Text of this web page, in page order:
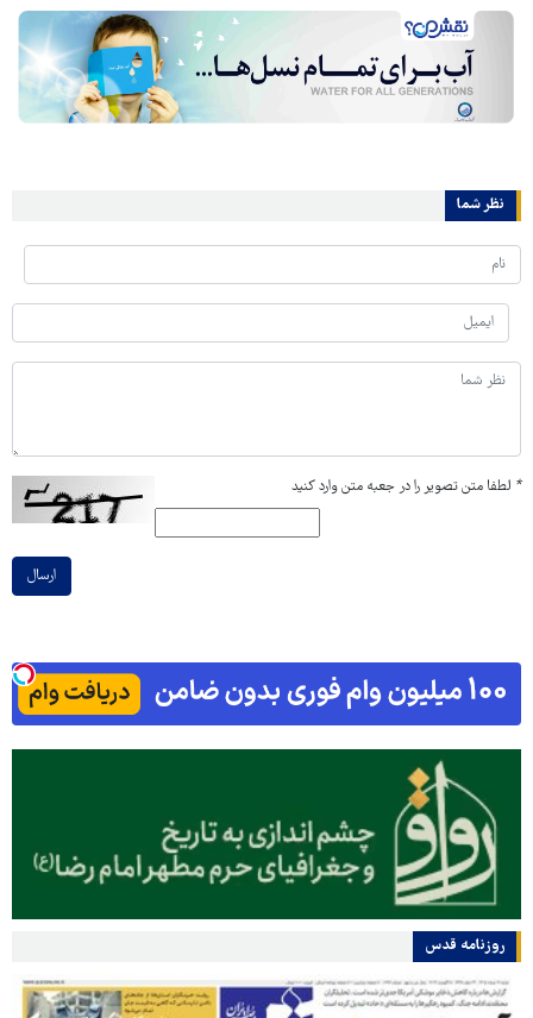
نظر شما
* لطفا متن تصویر را در جعبه متن وارد کنید
ارسال
روزنامه قدس